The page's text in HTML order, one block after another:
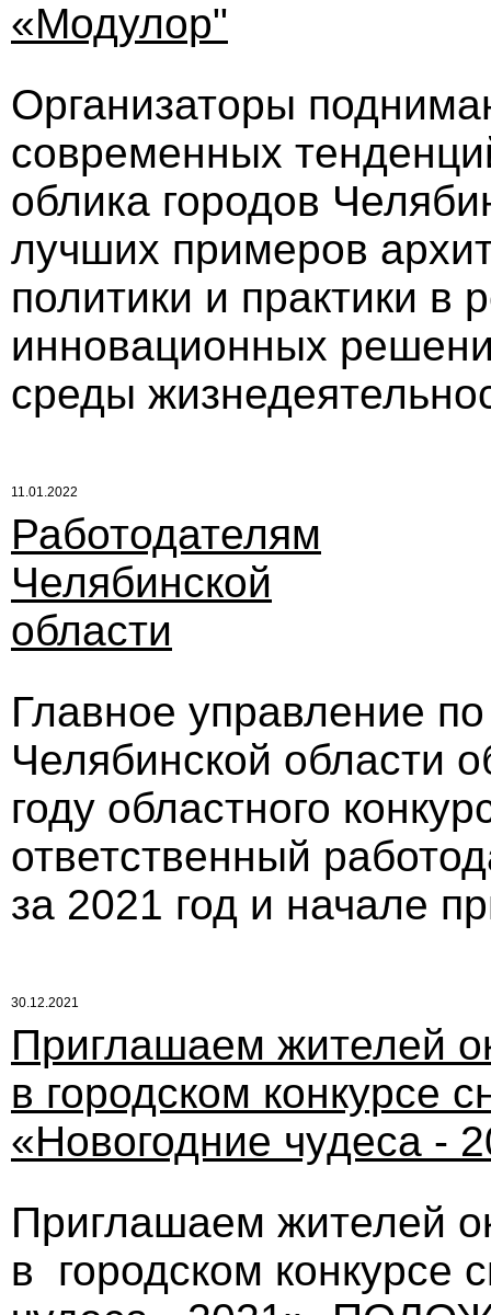
«Модулор"
Организаторы
современных
облика городов
лучших примеров
политики и практики в
инновационных
среды
11.01.2022
Работодателям
Челябинской
области
Главное управление
Челябинской области
году областного
ответственный
за 2021 год и начале
30.12.2021
Приглашаем жителей
в городском конкурсе
«Новогодние чудеса -
Приглашаем жителей
в городском конкурсе